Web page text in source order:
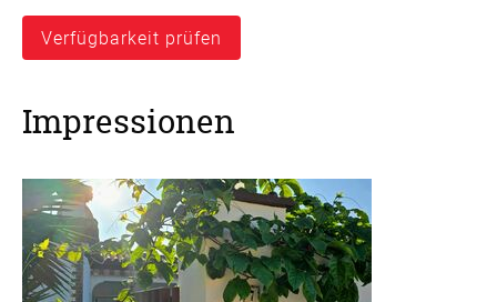
Verfügbarkeit prüfen
Impressionen